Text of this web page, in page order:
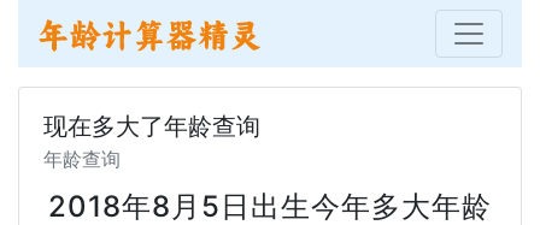
现在多大了年龄查询
年龄查询
2018年8月5日出生今年多大年龄